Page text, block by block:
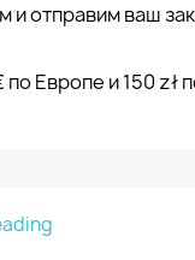
и отправим ваш
по Европе и 150